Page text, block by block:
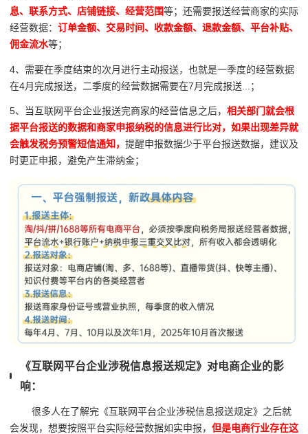
息、联系方式、店铺链接、经营范围等；还需要报送经营商家的实际
经营数据： 订单金额、交易时间、收款金额、退款金额、平台补贴、
佣金流水等；
4、需要在季度结束的次月进行主动报送，也就是一季度的经营数据
在4月完成报送，二季度的经营数据需要在7月完成报送...；
5、当互联网平台企业报送完商家的经营信息之后， 相关部门就会根
据平台报送的数据和商家申报纳税的信息进行比对，如果出现差异就
会触发税务预警短信通知， 提醒申报数据少于平台报送数据，建议及
时更正申报，避免产生滞纳金；
《互联网平台企业涉税信息报送规定》对电商企业的影
响：
很多人在了解完《互联网平台企业涉税信息报送规定》之后就
会发现，想要按照平台实际经营数据如实申报， 但是电商行业存在这